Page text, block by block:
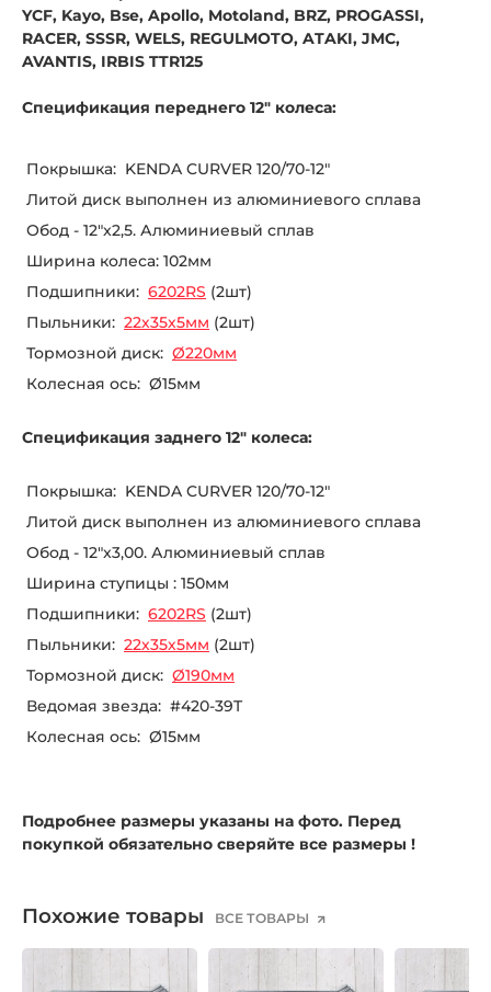
YCF, Kayo, Bse, Apollo, Motoland, BRZ, PROGASSI,
RACER, SSSR, WELS, REGULMOTO, ATAKI, JMC,
AVANTIS, IRBIS TTR125
Спецификация переднего 12" колеса:
Покрышка: KENDA CURVER 120/70-12"
Литой диск выполнен из алюминиевого сплава
Обод - 12"x2,5. Алюминиевый сплав
Ширина колеса: 102мм
Подшипники: 6202RS (2шт)
Пыльники: 22х35х5мм (2шт)
Тормозной диск: Ø220мм
Колесная ось: Ø15мм
Спецификация заднего 12" колеса:
Покрышка: KENDA CURVER 120/70-12"
Литой диск выполнен из алюминиевого сплава
Обод - 12"x3,00. Алюминиевый сплав
Ширина ступицы : 150мм
Подшипники: 6202RS (2шт)
Пыльники: 22х35х5мм (2шт)
Тормозной диск: Ø190мм
Ведомая звезда: #420-39T
Колесная ось: Ø15мм
Подробнее размеры указаны на фото. Перед
покупкой обязательно сверяйте все размеры !
Похожие товары ВСЕ ТОВАРЫ